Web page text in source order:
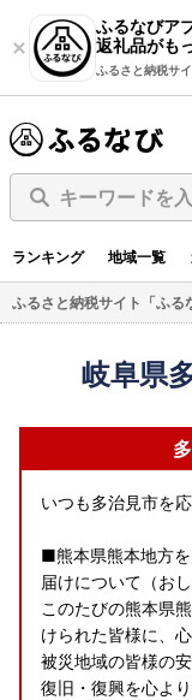
ふるなびア
返礼品がも
ふるさと納税サ
キーワードを
ランキング 地域一覧
ふるさと納税サイト「ふる
岐阜県
いつも多治見市を
■熊本県熊本地方
届けについて（お
このたびの熊本県
けられた皆様に、
被災地域の皆様の
復旧・復興を心よ